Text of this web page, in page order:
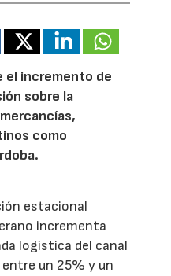
el incremento de
sobre la
como
estacional
incrementa
logística del canal
entre un 25% y un